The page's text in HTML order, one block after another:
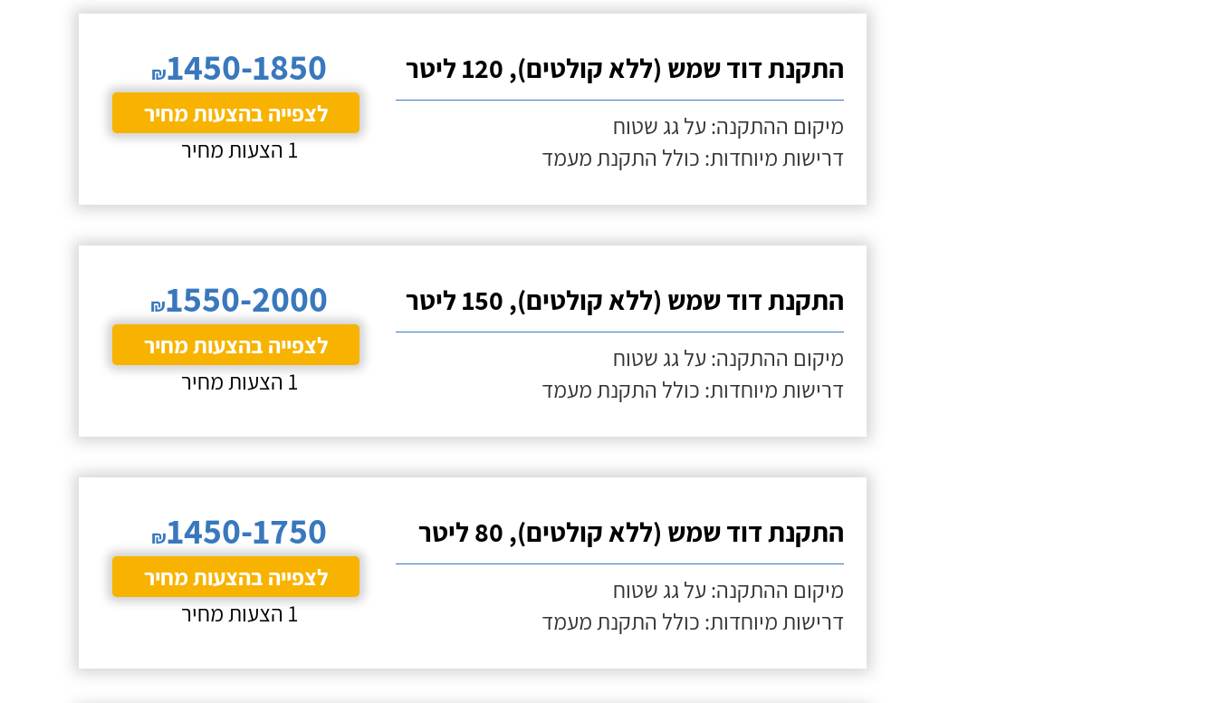
התקנת דוד שמש (ללא קולטים), 120 ליטר
מיקום ההתקנה: על גג שטוח
דרישות מיוחדות: כולל התקנת מעמד
₪1450-1850
לצפייה בהצעות מחיר
1 הצעות מחיר
התקנת דוד שמש (ללא קולטים), 150 ליטר
מיקום ההתקנה: על גג שטוח
דרישות מיוחדות: כולל התקנת מעמד
₪1550-2000
לצפייה בהצעות מחיר
1 הצעות מחיר
התקנת דוד שמש (ללא קולטים), 80 ליטר
מיקום ההתקנה: על גג שטוח
דרישות מיוחדות: כולל התקנת מעמד
₪1450-1750
לצפייה בהצעות מחיר
1 הצעות מחיר